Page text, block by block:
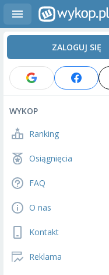
ZALOGUJ SIĘ
WYKOP
Ranking
Osiągnięcia
FAQ
O nas
Kontakt
Reklama